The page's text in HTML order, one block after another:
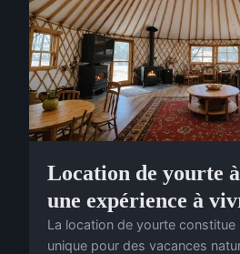
Location de yourte
une expérience à
La location de yourte constitue
unique pour des vacances